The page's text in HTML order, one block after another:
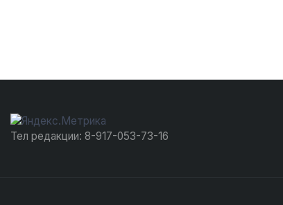
Тел редакции: 8-917-053-73-16